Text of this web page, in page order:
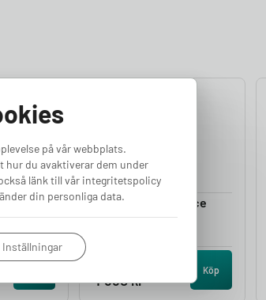
port
GARO Entity Balance
Lastbalanserare
4 550kr
Köp
på vår webbplats.
hur du avaktiverar dem under
länk till vår integritetspolicy
din personliga data.
Inställningar